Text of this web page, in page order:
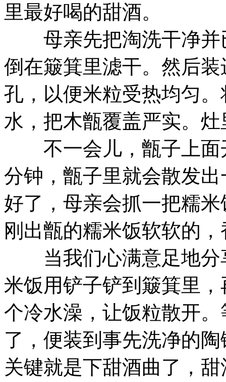
里最好喝的甜酒。
母亲先把淘洗干净并
倒在簸箕里滤干。然后
孔，以便米粒受热均匀
水，把木甑覆盖严实。
不一会儿，甑子上面
分钟，甑子里就会散发
好了，母亲会抓一把糯
刚出甑的糯米饭软软的
当我们心满意足地分
米饭用铲子铲到簸箕里
个冷水澡，让饭粒散开
了，便装到事先洗净的
关键就是下甜酒曲了，